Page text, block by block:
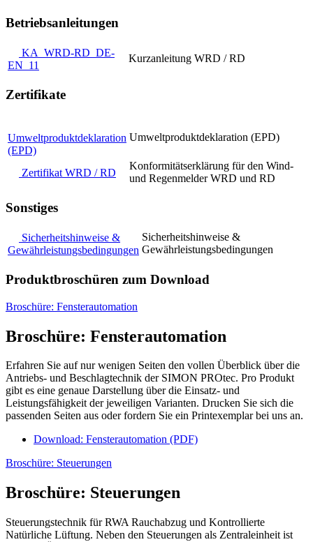
Betriebsanleitungen
KA_WRD-RD_DE-
EN_11
Kurzanleitung WRD / RD
Zertifikate
Umweltproduktdeklaration
(EPD)
Umweltproduktdeklaration (EPD)
Zertifikat WRD / RD
Konformitätserklärung für den Wind-
und Regenmelder WRD und RD
Sonstiges
Sicherheitshinweise &
Gewährleistungsbedingungen
Sicherheitshinweise &
Gewährleistungsbedingungen
Produktbroschüren zum Download
Broschüre: Fensterautomation
Broschüre: Fensterautomation
Erfahren Sie auf nur wenigen Seiten den vollen Überblick über die
Antriebs- und Beschlagtechnik der SIMON PROtec. Pro Produkt
gibt es eine genaue Darstellung über die Einsatz- und
Leistungsfähigkeit der jeweiligen Varianten. Drucken Sie sich die
passenden Seiten aus oder fordern Sie ein Printexemplar bei uns an.
Download: Fensterautomation (PDF)
Broschüre: Steuerungen
Broschüre: Steuerungen
Steuerungstechnik für RWA Rauchabzug und Kontrollierte
Natürliche Lüftung. Neben den Steuerungen als Zentraleinheit ist